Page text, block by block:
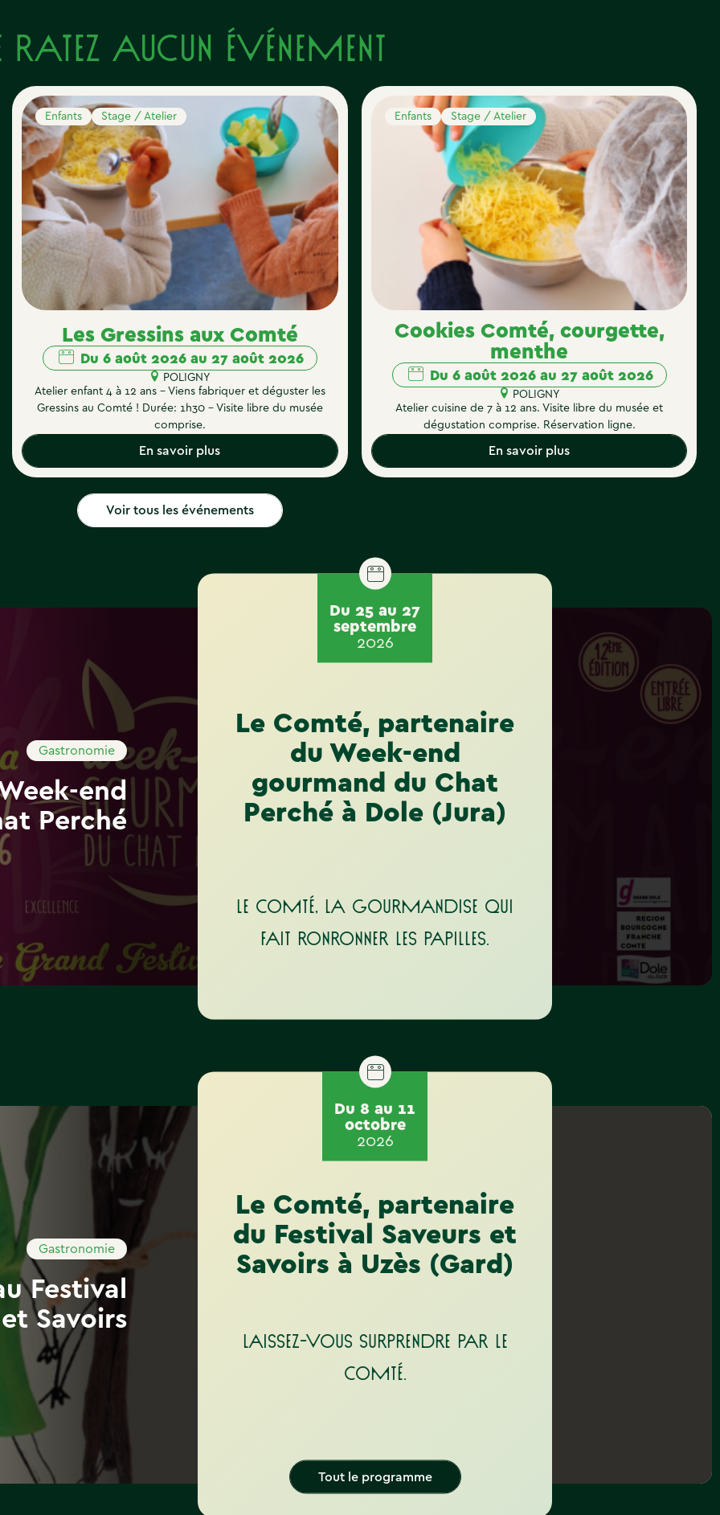
ratez aucun événement
Enfants Stage / Atelier
Les Gressins aux Comté
Du 6 août 2026 au 27 août 2026
POLIGNY
Atelier enfant 4 à 12 ans – Viens fabriquer et déguster les
Gressins au Comté ! Durée: 1h30 – Visite libre du musée
comprise.
En savoir plus
Enfants Stage / Atelier
Cookies Comté, courgette,
menthe
Du 6 août 2026 au 27 août 2026
POLIGNY
Atelier cuisine de 7 à 12 ans. Visite libre du musée et
dégustation comprise. Réservation ligne.
En savoir plus
Voir tous les événements
Gastronomie
end
Perché
Du 25 au 27
septembre
2026
Le Comté, partenaire
du Week-end
gourmand du Chat
Perché à Dole (Jura)
Le Comté, la gourmandise qui
fait ronronner les papilles.
Gastronomie
Festival
Savoirs
Du 8 au 11
octobre
2026
Le Comté, partenaire
du Festival Saveurs et
Savoirs à Uzès (Gard)
Laissez-vous surprendre par le
Comté.
Tout le programme
# #